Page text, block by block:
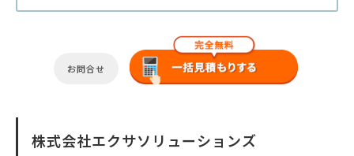
お問合せ
株式会社エクサソリューションズ